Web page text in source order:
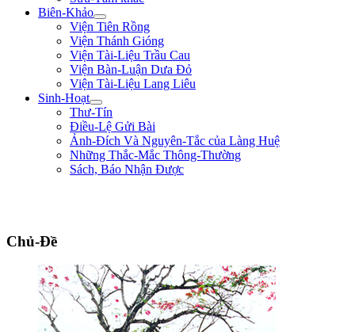
Biên-Khảo
Viện Tiên Rồng
Viện Thánh Gióng
Viện Tài-Liệu Trầu Cau
Viện Bàn-Luận Dưa Đỏ
Viện Tài-Liệu Lang Liêu
Sinh-Hoạt
Thư-Tín
Điều-Lệ Gửi Bài
Ảnh-Đích Và Nguyên-Tắc của Làng Huệ
Những Thắc-Mắc Thông-Thường
Sách, Báo Nhận Được
Chủ-Đề